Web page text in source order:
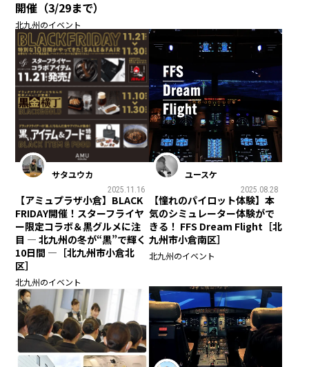
開催（3/29まで）
北九州のイベント
サタユウカ
2025.11.16
【アミュプラザ小倉】BLACK
FRIDAY開催！スターフライヤ
ー限定コラボ＆黒グルメに注
目 ― 北九州の冬が“黒”で輝く
10日間 ―［北九州市小倉北
区］
北九州のイベント
ユースケ
2025.08.28
【憧れのパイロット体験】本
気のシミュレーター体験がで
きる！ FFS Dream Flight［北
九州市小倉南区］
北九州のイベント